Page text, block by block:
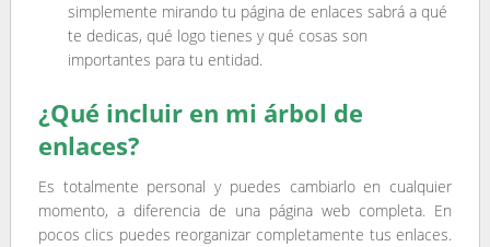
simplemente mirando tu página de enlaces sabrá a qué
te dedicas, qué logo tienes y qué cosas son
importantes para tu entidad.
¿Qué incluir en mi árbol de
enlaces?
Es totalmente personal y puedes cambiarlo en cualquier
momento, a diferencia de una página web completa. En
pocos clics puedes reorganizar completamente tus enlaces.